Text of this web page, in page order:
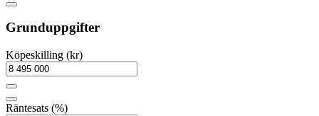
Grunduppgifter
Köpeskilling (kr)
Räntesats (%)